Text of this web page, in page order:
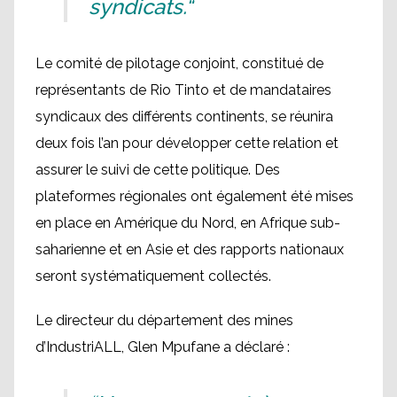
syndicats.“
Le comité de pilotage conjoint, constitué de
représentants de Rio Tinto et de mandataires
syndicaux des différents continents, se réunira
deux fois l’an pour développer cette relation et
assurer le suivi de cette politique. Des
plateformes régionales ont également été mises
en place en Amérique du Nord, en Afrique sub-
saharienne et en Asie et des rapports nationaux
seront systématiquement collectés.
Le directeur du département des mines
d’IndustriALL, Glen Mpufane a déclaré :